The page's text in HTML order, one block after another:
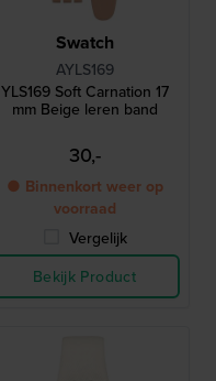
Swatch
AYLS169
YLS169 Soft Carnation 17
mm Beige leren band
30,-
● Binnenkort weer op
voorraad
Vergelijk
Bekijk Product